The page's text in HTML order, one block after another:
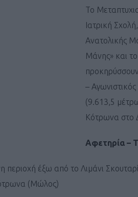
Το
Ιατρική
Ανατολικής
Μάνης» και
–
(9.613,5
Κότρωνα στο
Αφετηρία –
περιοχή έξω από το Λιμάνι
(Μώλος)